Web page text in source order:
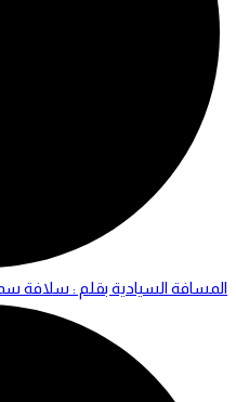
المسافة السيادية بقلم : سلافة